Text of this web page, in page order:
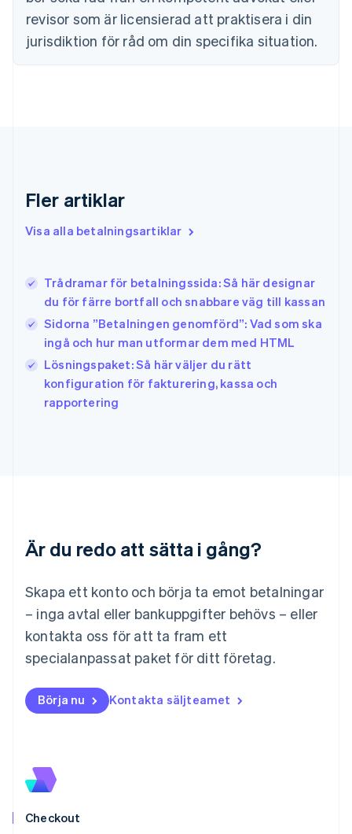
revisor som är licensierad att praktisera i din
jurisdiktion för råd om din specifika situation.
Fler artiklar
Visa alla betalningsartiklar
Trådramar för betalningssida: Så här designar
du för färre bortfall och snabbare väg till kassan
Sidorna ”Betalningen genomförd”: Vad som ska
ingå och hur man utformar dem med HTML
Lösningspaket: Så här väljer du rätt
konfiguration för fakturering, kassa och
rapportering
Är du redo att sätta i gång?
Skapa ett konto och börja ta emot betalningar
– inga avtal eller bankuppgifter behövs – eller
kontakta oss för att ta fram ett
specialanpassat paket för ditt företag.
Börja nu Kontakta säljteamet
Checkout
English
Fastlandskina
简体中文 English
Finland
EnglishSvenska
English
English简体中文
Irland
Italien
ItalianoEnglish
Japan
Kanada
EnglishFrançais
Kroatien
FrançaisDeutschEnglish
Malta
English
Mexiko
Español English
Nederländerna
Norge
English
English
Portugal
Rumänien